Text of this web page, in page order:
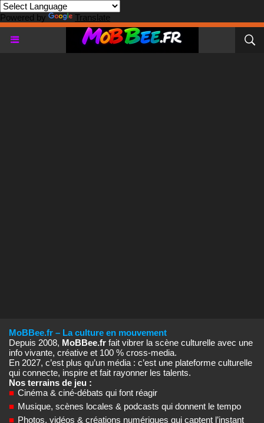
Powered by Translate
MoBBee.fr – La culture en mouvement
Depuis 2008, MoBBee.fr fait vibrer la scène culturelle avec une
info vivante, créative et 100 % cross‑media.
En 2027, c’est plus qu’un média : c’est une plateforme culturelle
qui connecte, inspire et fait rayonner les talents.
Nos terrains de jeu :
■ Cinéma & ciné‑débats qui font réagir
■ Musique, scènes locales & podcasts qui donnent le tempo
■ Photos, vidéos & créations numériques qui captent l’instant